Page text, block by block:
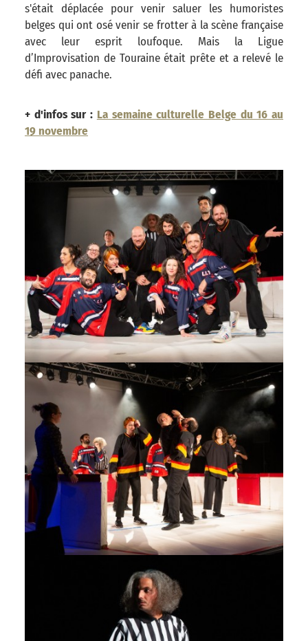
s'était déplacée pour venir saluer les humoristes
belges qui ont osé venir se frotter à la scène française
avec leur esprit loufoque. Mais la Ligue
d’Improvisation de Touraine était prête et a relevé le
défi avec panache.
+ d'infos sur : La semaine culturelle Belge du 16 au
19 novembre